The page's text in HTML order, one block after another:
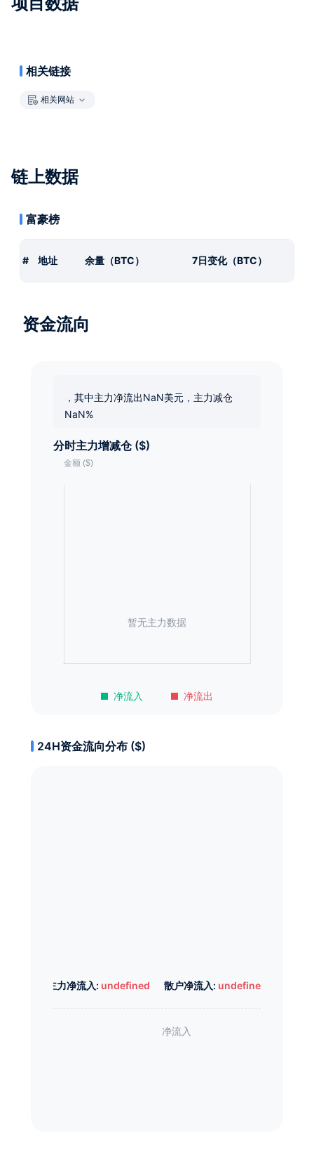
相关链接
相关网站
链上数据
富豪榜
# 地址 余量（BTC） 7日变化（BTC）
资金流向
，其中主力净流出NaN美元，主力减仓
NaN%
分时主力增减仓 ($)
净流入 净流出
暂无主力数据
24H资金流向分布 ($)
主力净流入: undefined 散户净流入: undefined